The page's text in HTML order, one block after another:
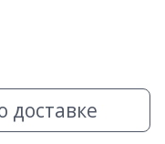
доставке